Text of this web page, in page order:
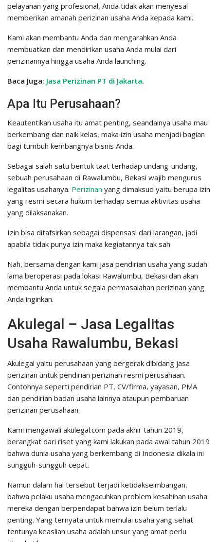
pelayanan yang profesional, Anda tidak akan menyesal
memberikan amanah perizinan usaha Anda kepada kami.
Kami akan membantu Anda dan mengarahkan Anda
membuatkan dan mendirikan usaha Anda mulai dari
perizinannya hingga usaha Anda launching.
Baca Juga: Jasa Perizinan PT di Jakarta.
Apa Itu Perusahaan?
Keautentikan usaha itu amat penting, seandainya usaha mau
berkembang dan naik kelas, maka izin usaha menjadi bagian
bagi tumbuh kembangnya bisnis Anda.
Sebagai salah satu bentuk taat terhadap undang-undang,
sebuah perusahaan di Rawalumbu, Bekasi wajib mengurus
legalitas usahanya. Perizinan yang dimaksud yaitu berupa izin
yang resmi secara hukum terhadap semua aktivitas usaha
yang dilaksanakan.
Izin bisa ditafsirkan sebagai dispensasi dari larangan, jadi
apabila tidak punya izin maka kegiatannya tak sah.
Nah, bersama dengan kami jasa pendirian usaha yang sudah
lama beroperasi pada lokasi Rawalumbu, Bekasi dan akan
membantu Anda untuk segala permasalahan perizinan yang
Anda inginkan.
Akulegal – Jasa Legalitas
Usaha Rawalumbu, Bekasi
Akulegal yaitu perusahaan yang bergerak dibidang jasa
perizinan untuk pendirian perizinan resmi perusahaan.
Contohnya seperti pendirian PT, CV/firma, yayasan, PMA
dan pendirian badan usaha lainnya ataupun pembaruan
perizinan perusahaan.
Kami mengawali akulegal.com pada akhir tahun 2019,
berangkat dari riset yang kami lakukan pada awal tahun 2019
bahwa dunia usaha yang berkembang di Indonesia dikala ini
sungguh-sungguh cepat.
Namun dalam hal tersebut terjadi ketidakseimbangan,
bahwa pelaku usaha mengacuhkan problem kesahihan usaha
mereka dengan berpendapat bahwa izin belum terlalu
penting. Yang ternyata untuk memulai usaha yang sehat
tentunya keaslian usaha adalah unsur yang amat perlu